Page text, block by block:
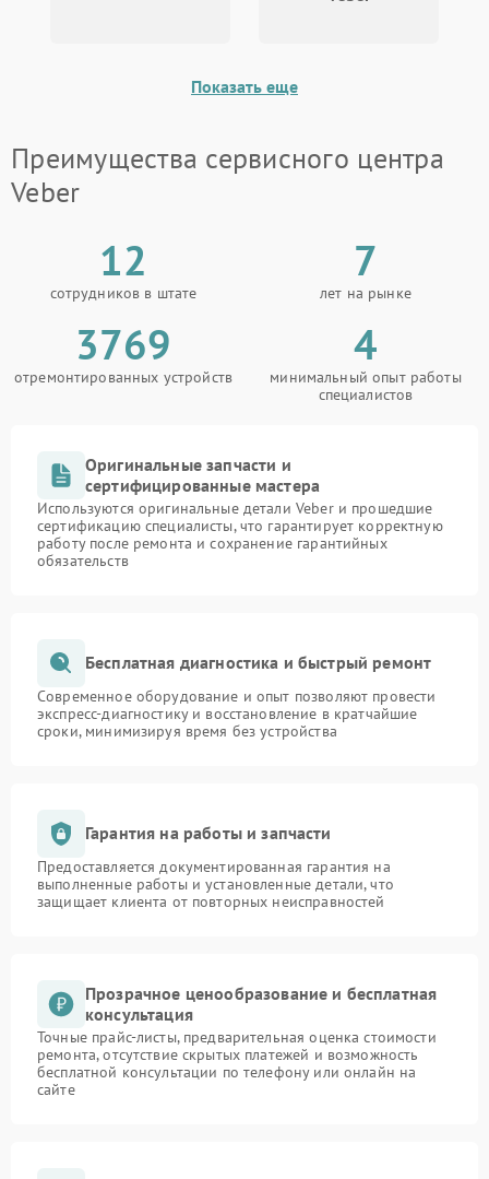
Поломка системы защиты
Показать еще
Преимущества сервисного центра
Veber
12
сотрудников в штате
7
лет на рынке
3769
отремонтированных устройств
4
минимальный опыт работы
специалистов
Оригинальные запчасти и
сертифицированные мастера
Используются оригинальные детали Veber и прошедшие
сертификацию специалисты, что гарантирует корректную
работу после ремонта и сохранение гарантийных
обязательств
Бесплатная диагностика и быстрый ремонт
Современное оборудование и опыт позволяют провести
экспресс-диагностику и восстановление в кратчайшие
сроки, минимизируя время без устройства
Гарантия на работы и запчасти
Предоставляется документированная гарантия на
выполненные работы и установленные детали, что
защищает клиента от повторных неисправностей
Прозрачное ценообразование и бесплатная
консультация
Точные прайс-листы, предварительная оценка стоимости
ремонта, отсутствие скрытых платежей и возможность
бесплатной консультации по телефону или онлайн на
сайте